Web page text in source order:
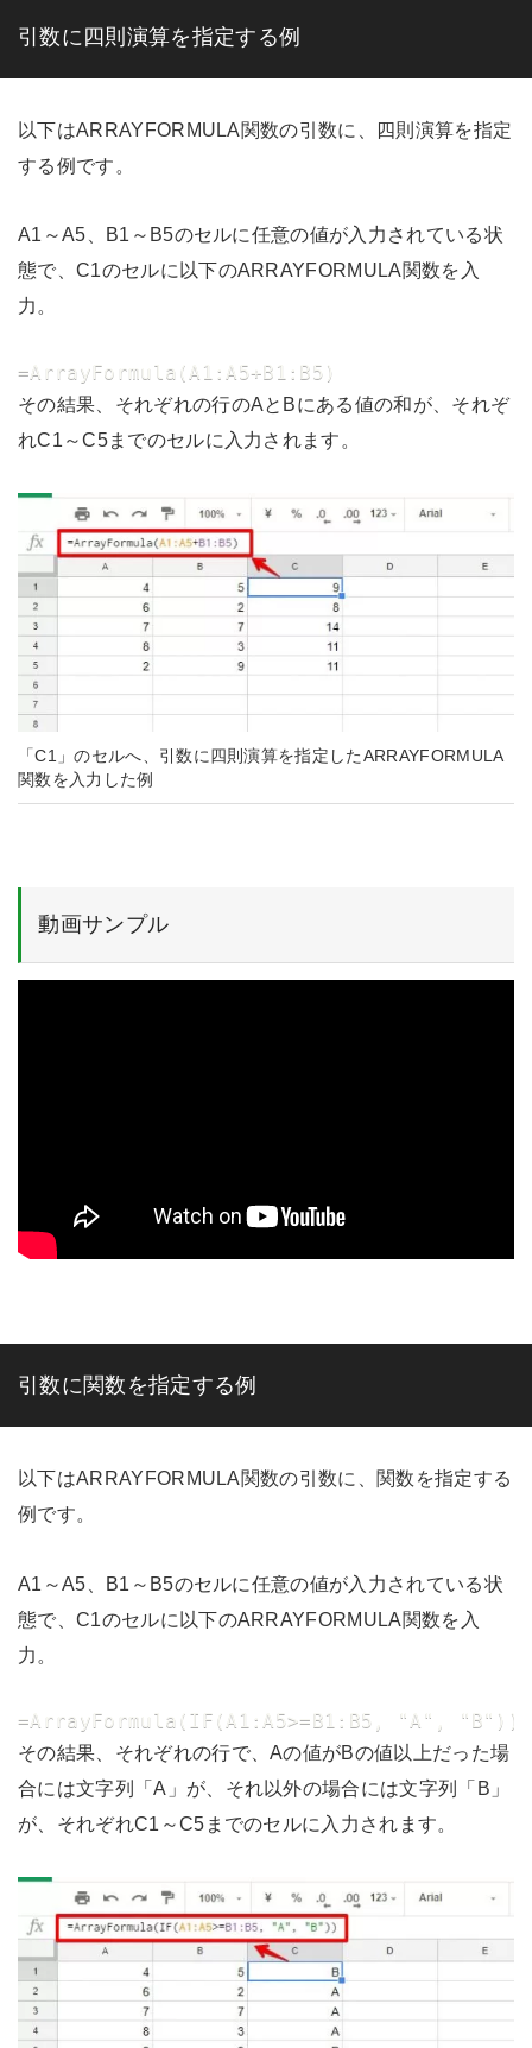
引数に四則演算を指定する例
以下はARRAYFORMULA関数の引数に、四則演算を指定
する例です。
A1～A5、B1～B5のセルに任意の値が入力されている状
態で、C1のセルに以下のARRAYFORMULA関数を入
力。
=ArrayFormula(A1:A5+B1:B5)
その結果、それぞれの行のAとBにある値の和が、それぞ
れC1～C5までのセルに入力されます。
「C1」のセルへ、引数に四則演算を指定したARRAYFORMULA
関数を入力した例
動画サンプル
引数に関数を指定する例
以下はARRAYFORMULA関数の引数に、関数を指定する
例です。
A1～A5、B1～B5のセルに任意の値が入力されている状
態で、C1のセルに以下のARRAYFORMULA関数を入
力。
=ArrayFormula(IF(A1:A5>=B1:B5, "A", "B"))
その結果、それぞれの行で、Aの値がBの値以上だった場
合には文字列「A」が、それ以外の場合には文字列「B」
が、それぞれC1～C5までのセルに入力されます。